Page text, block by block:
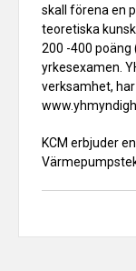
skall förena en
teoretiska
200 -400 poäng
yrkesexamen.
verksamhet,
KCM erbjuder